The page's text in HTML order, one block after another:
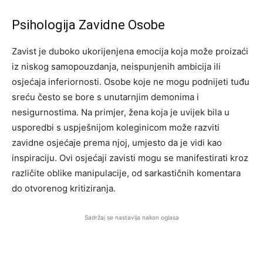
Psihologija Zavidne Osobe
Zavist je duboko ukorijenjena emocija koja može proizaći
iz niskog samopouzdanja, neispunjenih ambicija ili
osjećaja inferiornosti. Osobe koje ne mogu podnijeti tuđu
sreću često se bore s unutarnjim demonima i
nesigurnostima. Na primjer, žena koja je uvijek bila u
usporedbi s uspješnijom koleginicom može razviti
zavidne osjećaje prema njoj, umjesto da je vidi kao
inspiraciju. Ovi osjećaji zavisti mogu se manifestirati kroz
različite oblike manipulacije, od sarkastičnih komentara
do otvorenog kritiziranja.
Sadržaj se nastavlja nakon oglasa